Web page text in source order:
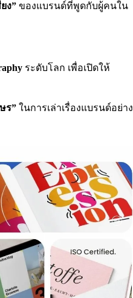
ยง” ของแบรนด์ที่พูดกับผู้คนใน
ระดับโลก เพื่อเปิดให้
ร” ในการเล่าเรื่องแบรนด์อย่าง